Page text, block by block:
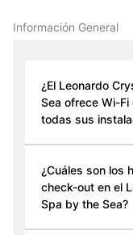
Información General
¿El Leonardo
Sea ofrece Wi-
todas sus
¿Cuáles son los
check-out en el
Spa by the Sea?